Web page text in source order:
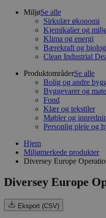
MiljøSe alle
Sirkulær økonomi
Kjemikalier og
Klima og energi
Bærekraft og
Clean Industrial
ProduktområderSe alle
Bolig og andre
Byggevarer og
Fond
Klær og tekstiler
Møbler og
Personlig pleie og
Hjem
Miljømerkede produkter
Diversey Europe
Diversey Europe
Eksport (CSV)